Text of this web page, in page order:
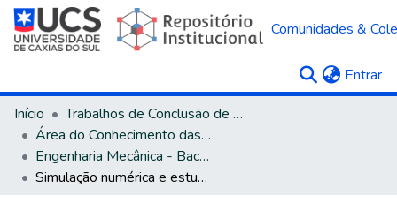
Comunidades &
Entrar
Início
Trabalhos de Conclusão de Curso
Área do Conhecimento das Engenharias
Engenharia Mecânica - Bacharelado
Simulação numérica e estudo aerodinâmico de hélices destinadas a uma aeronave radiocontrolada de asas fixas